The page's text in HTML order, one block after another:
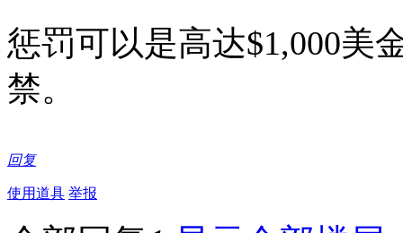
惩罚可以是高达$1,000美
禁。
回复
使用道具 举报